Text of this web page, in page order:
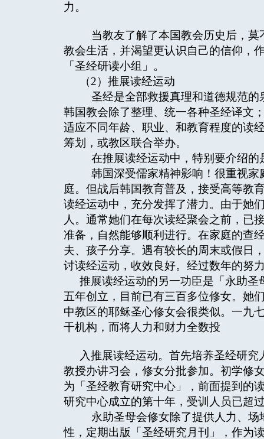
力。
当教友了解了本国教会历史后，莫
教会生活，并渴望更认识自己的信仰，
「圣经研读小组」。
（2）推展读经运动
圣经是全部救援真理和道德规范的
韩国教会除了整理、统一各种圣经译文
适应不同年龄、职业、和教育程度的读
筹划，或教区联合举办。
在推展读经运动中，特别要介绍的
韩国深受儒家精神影响！很重视家
庭。但战后韩国教育普及，接受高等教
读经运动中，充分发挥了潜力。由于她
人。通常她们在每次读经聚会之前，已
准备，自然能够顺利进行。在家庭的查
夫、孩子分享。遇有较长的周末或假日
讨读经运动，收效良好。经过数年的努
推展读经运动的另一功臣是「永助
五年创立，目前已有三百多位修女。她
中教区的耶稣圣心修女会很类似。一九
干机构，而将人力和财力全数投
入推展读经运动。首先培养圣经研
教授办讲习会，修女分批参加。初学修
为「圣经教育研究中心」，前面提到的
研究中心成立的第十年，受训人员已超
永助圣母会修女除了提供人力、场
性，定期出版「圣经研究月刊」，作为